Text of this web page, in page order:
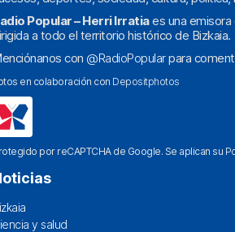
Popular – Herri Irratiaes una emisora
a todo el territorio histórico de Bizkaia.
con @RadioPopularpara
en colaboración con Depositphotos
por reCAPTCHA de Google. Se aplican su
y salud